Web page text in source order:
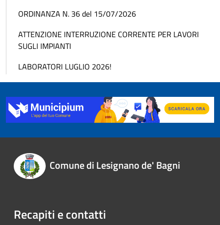
ORDINANZA N. 36 del 15/07/2026
ATTENZIONE INTERRUZIONE CORRENTE PER LAVORI
SUGLI IMPIANTI
LABORATORI LUGLIO 2026!
Comune di Lesignano de' Bagni
Recapiti e contatti